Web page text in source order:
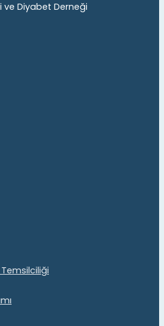
ve Diyabet Derneği